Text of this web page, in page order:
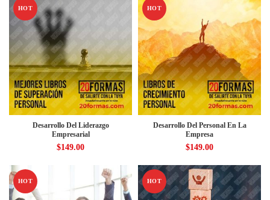
HOT
Desarrollo Del Liderazgo
Empresarial
$149.00
HOT
Desarrollo Del Personal En La
Empresa
$149.00
HOT HOT